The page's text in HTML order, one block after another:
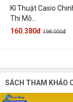
Kĩ Thuật Casio
Thi Mô...
160.380đ 198.000đ
SÁCH THAM KHẢO